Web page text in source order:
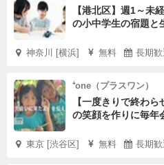
【港北区】週1～未
の小中学生の宿題と
神奈川 [横浜] 無料 長期歓
⁺one（プラスワン）
【一度きりで終わ
の笑顔を作りに毎年
東京 [渋谷区] 無料 長期歓